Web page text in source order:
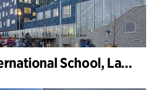
Copenhagen International School, Landskap